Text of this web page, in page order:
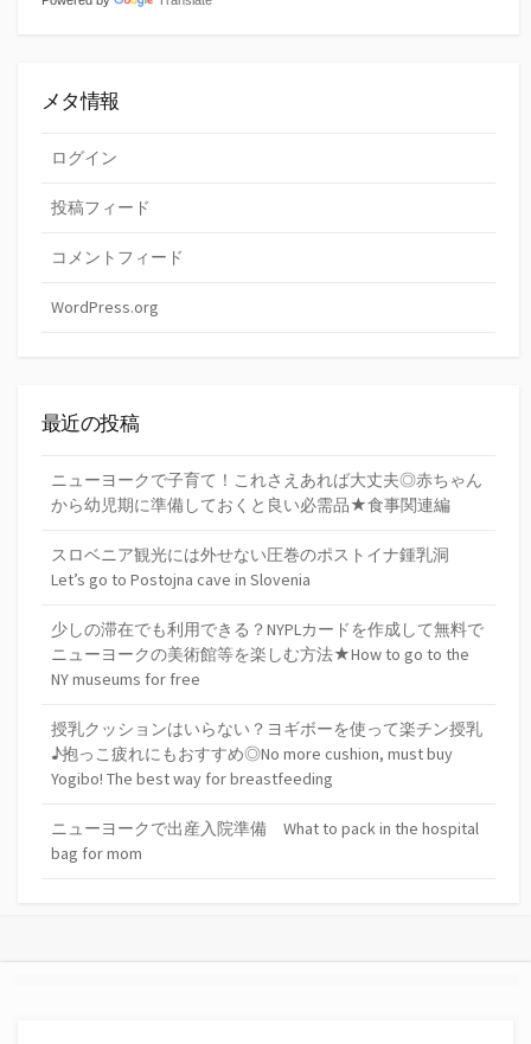
メタ情報
ログイン
投稿フィード
コメントフィード
WordPress.org
最近の投稿
ニューヨークで子育て！これさえあれば大丈夫◎赤ちゃん
から幼児期に準備しておくと良い必需品★食事関連編
スロベニア観光には外せない圧巻のポストイナ鍾乳洞
Let’s go to Postojna cave in Slovenia
少しの滞在でも利用できる？NYPLカードを作成して無料で
ニューヨークの美術館等を楽しむ方法★How to go to the
NY museums for free
授乳クッションはいらない？ヨギボーを使って楽チン授乳
♪抱っこ疲れにもおすすめ◎No more cushion, must buy
Yogibo! The best way for breastfeeding
ニューヨークで出産入院準備 What to pack in the hospital
bag for mom